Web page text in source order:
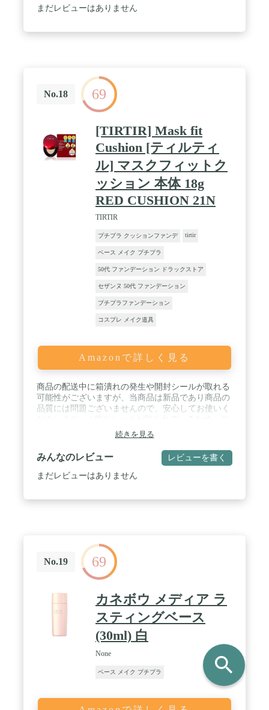
湿成分配合】伸びがいいクリームタイプ。乾燥を防
まだレビューはありません
No.18 69
[TIRTIR] Mask fit
Cushion [ティルティ
ル] マスクフィットク
ッション 本体 18g
RED CUSHION 21N
TIRTIR
プチプラ クッションファンデ tirtir
ベース メイク プチプラ
50代 ファンデーション ドラックストア
セザンヌ 50代 ファンデーション
プチプラファンデーション
コスプレ メイク道具
Amazonで詳しく見る
商品の配送中に箱潰れの発生や開封シールが取れる
可能性がございますが、当商品は新品であり商品の
品質には問題ございませんので、安心してお使いく
使用の際には剥がしてご利用くださいませ。 /
【NEW】レッドクッション9色までカラーバリエー
ション展開！ / 4秒に1個売れている話題のクッショ
ンファンデーション
続きを見る
みんなのレビュー レビューを書く
まだレビューはありません
No.19 69
カネボウ メディア ラ
スティングベース
(30ml) 白
None
ベース メイク プチプラ search